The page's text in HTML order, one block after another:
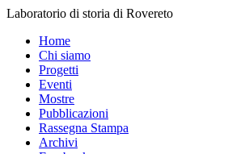
Laboratorio di storia di Rovereto
Home
Chi siamo
Progetti
Eventi
Mostre
Pubblicazioni
Rassegna Stampa
Archivi